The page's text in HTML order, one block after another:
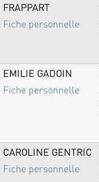
FRAPPART
Fiche personnelle
EMILIE GADOIN
Fiche personnelle
CAROLINE GENTRIC
Fiche personnelle